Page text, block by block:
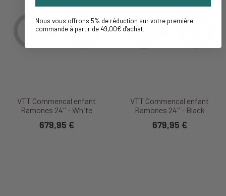
VTT Commencal enfant
Ramones 24'' - White
679,95 €
VTT Commencal enfant
Ramones 24'' - Black
679,95 €
Nous vous offrons 5% de réduction sur votre première
commande à partir de 49,00€ d'achat.